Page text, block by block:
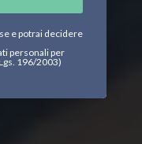
e potrai decidere
personali per
196/2003)